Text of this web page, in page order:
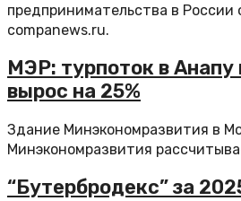
предпринимательства в России
companews.ru.
МЭР: турпоток в Анапу
вырос на 25%
Здание Минэкономразвития в
Минэкономразвития
“Бутербродекс” за